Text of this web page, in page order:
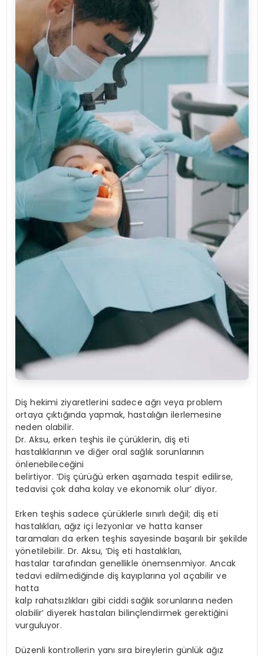
Diş hekimi ziyaretlerini sadece ağrı veya problem
ortaya çıktığında yapmak, hastalığın ilerlemesine
neden olabilir.
Dr. Aksu, erken teşhis ile çürüklerin, diş eti
hastalıklarının ve diğer oral sağlık sorunlarının
önlenebileceğini
belirtiyor. ‘Diş çürüğü erken aşamada tespit edilirse,
tedavisi çok daha kolay ve ekonomik olur’ diyor.
Erken teşhis sadece çürüklerle sınırlı değil; diş eti
hastalıkları, ağız içi lezyonlar ve hatta kanser
taramaları da erken teşhis sayesinde başarılı bir şekilde
yönetilebilir. Dr. Aksu, ‘Diş eti hastalıkları,
hastalar tarafından genellikle önemsenmiyor. Ancak
tedavi edilmediğinde diş kayıplarına yol açabilir ve
hatta
kalp rahatsızlıkları gibi ciddi sağlık sorunlarına neden
olabilir’ diyerek hastaları bilinçlendirmek gerektiğini
vurguluyor.
Düzenli kontrollerin yanı sıra bireylerin günlük ağız